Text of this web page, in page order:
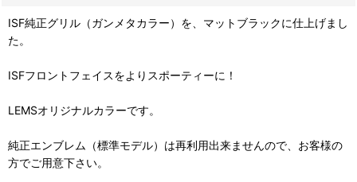
ISF純正グリル（ガンメタカラー）を、マットブラックに仕上げまし
た。
ISFフロントフェイスをよりスポーティーに！
LEMSオリジナルカラーです。
純正エンブレム（標準モデル）は再利用出来ませんので、お客様の
方でご用意下さい。